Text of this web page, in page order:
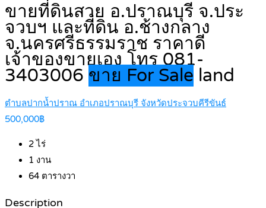
ขายที่ดินสวย อ.ปราณบุรี จ.ประ
จวบฯ และที่ดิน อ.ช้างกลาง
จ.นครศรีธรรมราช ราคาดี
เจ้าของขายเอง โทร 081-
3403006 ขาย For Sale land
ตำบลปากน้ำปราณ อำเภอปราณบุรี จังหวัดประจวบคีรีขันธ์
500,000฿
2ไร่
1 งาน
64 ตารางวา
Description